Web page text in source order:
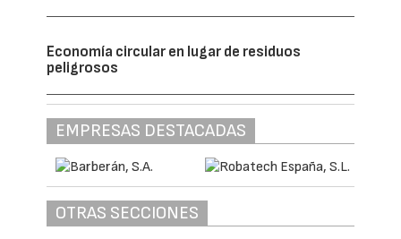
Economía circular en lugar de residuos
peligrosos
EMPRESAS DESTACADAS
OTRAS SECCIONES